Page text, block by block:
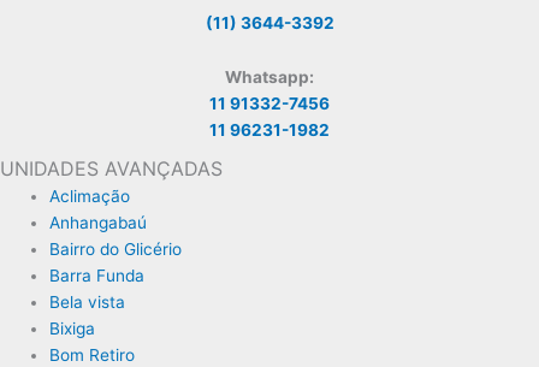
(11) 3644-3392
Whatsapp:
11 91332-7456
11 96231-1982
UNIDADES AVANÇADAS
Aclimação
Anhangabaú
Bairro do Glicério
Barra Funda
Bela vista
Bixiga
Bom Retiro